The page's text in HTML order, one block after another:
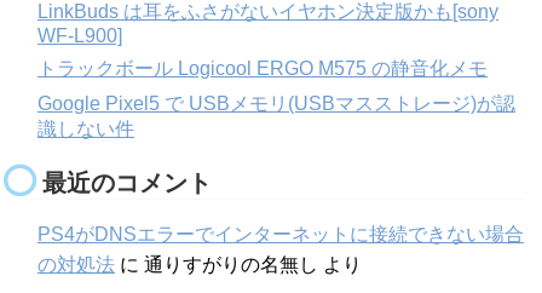
LinkBuds は耳をふさがないイヤホン決定版かも[sony
WF-L900]
トラックボール Logicool ERGO M575 の静音化メモ
Google Pixel5 で USBメモリ(USBマスストレージ)が認
識しない件
最近のコメント
PS4がDNSエラーでインターネットに接続できない場合
の対処法 に 通りすがりの名無し より